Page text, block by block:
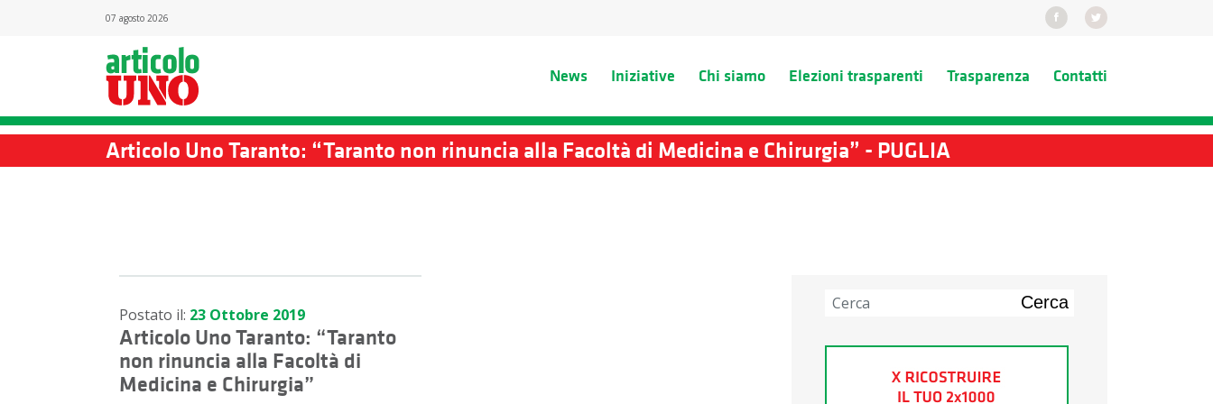
07 agosto 2026
News Iniziative Chi siamo Elezioni trasparenti Trasparenza Contatti
Articolo Uno Taranto: “Taranto non rinuncia alla Facoltà di Medicina e Chirurgia” - PUGLIA
Postato il: 23 Ottobre 2019
Articolo Uno Taranto: “Taranto
non rinuncia alla Facoltà di
Medicina e Chirurgia”
Cerca